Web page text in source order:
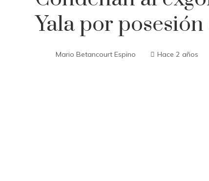
Yala por
Mario Betancourt Espino Hace 2 años